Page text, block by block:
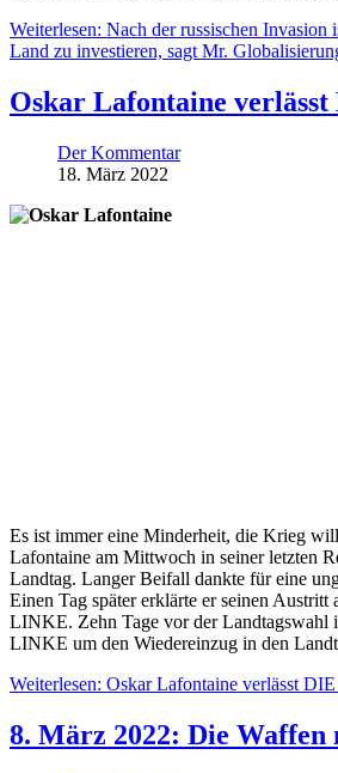
Weiterlesen: Nach der russischen Invasion
Land zu investieren, sagt Mr.
Oskar Lafontaine
Der Kommentar
18. März 2022
Es ist immer eine Minderheit, die Krieg
Lafontaine am Mittwoch in seiner letzten
Landtag. Langer Beifall dankte für eine
Einen Tag später erklärte er seinen Austritt
LINKE. Zehn Tage vor der Landtagswahl
LINKE um den Wiedereinzug in den
Weiterlesen: Oskar Lafontaine verlässt
8. März 2022: Die Waffen